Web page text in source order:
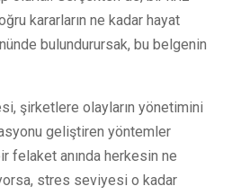
kararların ne kadar hayat
bulundurursak, bu belgenin
şirketlere olayların yönetimini
geliştiren yöntemler
felaket anında herkesin ne
stres seviyesi o kadar